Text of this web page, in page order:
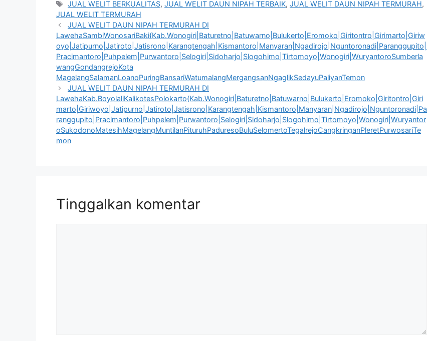
Tag
JUAL WELIT BERKUALITAS,JUAL WELIT DAUN NIPAH TERBAIK,JUAL WELIT DAUN NIPAH TERMURAH,
JUAL WELIT TERMURAH
JUAL WELIT DAUN NIPAH TERMURAH DI
LawehaSambiWonosariBaki{Kab.Wonogiri|Baturetno|Batuwarno|Bulukerto|Eromoko|Giritontro|Girimarto|Giriw
oyo|Jatipurno|Jatiroto|Jatisrono|Karangtengah|Kismantoro|Manyaran|Ngadirojo|Nguntoronadi|Paranggupito|
Pracimantoro|Puhpelem|Purwantoro|Selogiri|Sidoharjo|Slogohimo|Tirtomoyo|Wonogiri|WuryantoroSumberla
wangGondangrejoKota
MagelangSalamanLoanoPuringBansariWatumalangMergangsanNgaglikSedayuPaliyanTemon
JUAL WELIT DAUN NIPAH TERMURAH DI
LawehaKab.BoyolaliKalikotesPolokarto{Kab.Wonogiri|Baturetno|Batuwarno|Bulukerto|Eromoko|Giritontro|Giri
marto|Giriwoyo|Jatipurno|Jatiroto|Jatisrono|Karangtengah|Kismantoro|Manyaran|Ngadirojo|Nguntoronadi|Pa
ranggupito|Pracimantoro|Puhpelem|Purwantoro|Selogiri|Sidoharjo|Slogohimo|Tirtomoyo|Wonogiri|Wuryantor
oSukodonoMatesihMagelangMuntilanPituruhPaduresoBuluSelomertoTegalrejoCangkringanPleretPurwosariTe
mon
Tinggalkan komentar